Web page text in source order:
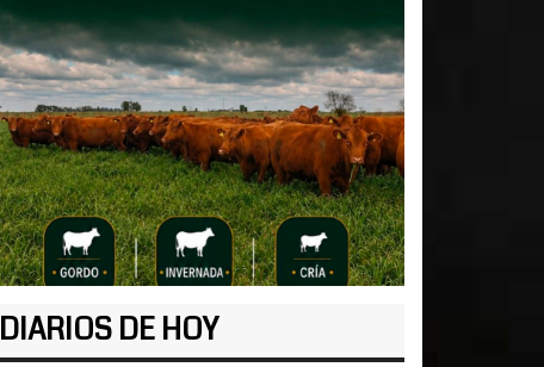
DIARIOS DE HOY